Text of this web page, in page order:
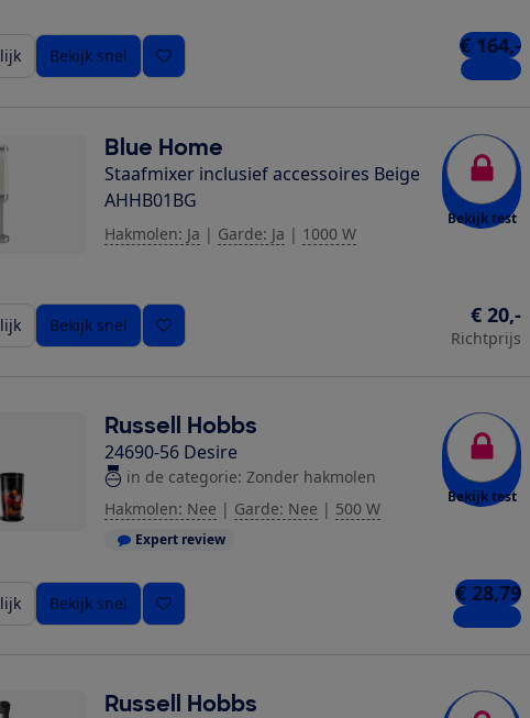
Bekijk snel € 164,-
1 winkel
Blue Home
Staafmixer inclusief accessoires Beige
AHHB01BG
Hakmolen: Ja | Garde: Ja | 1000 W
Bekijk test
Bekijk snel € 20,-
Richtprijs
Russell Hobbs
24690-56 Desire
in de categorie: Zonder hakmolen
Hakmolen: Nee | Garde: Nee | 500 W
Expert review
Bekijk test
Bekijk snel € 28,79
2 winkels
Russell Hobbs